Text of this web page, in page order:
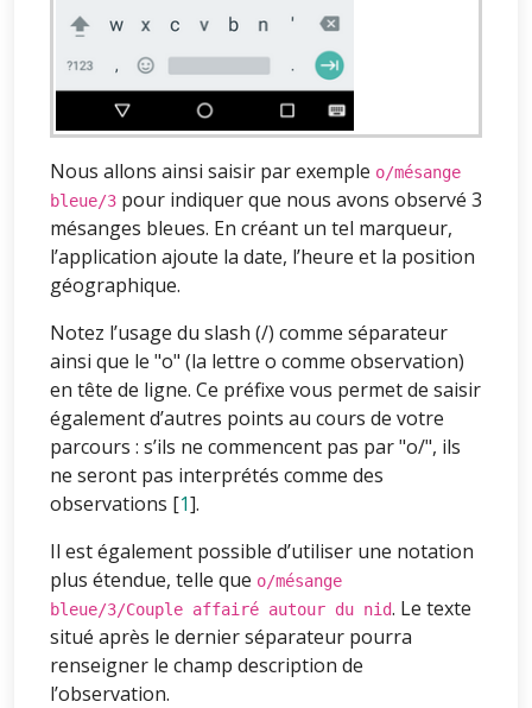
Nous allons ainsi saisir par exemple o/mésange
bleue/3 pour indiquer que nous avons observé 3
mésanges bleues. En créant un tel marqueur,
l’application ajoute la date, l’heure et la position
géographique.
Notez l’usage du slash (/) comme séparateur
ainsi que le "o" (la lettre o comme observation)
en tête de ligne. Ce préfixe vous permet de saisir
également d’autres points au cours de votre
parcours : s’ils ne commencent pas par "o/", ils
ne seront pas interprétés comme des
observations [1].
Il est également possible d’utiliser une notation
plus étendue, telle que o/mésange
bleue/3/Couple affairé autour du nid. Le texte
situé après le dernier séparateur pourra
renseigner le champ description de
l’observation.